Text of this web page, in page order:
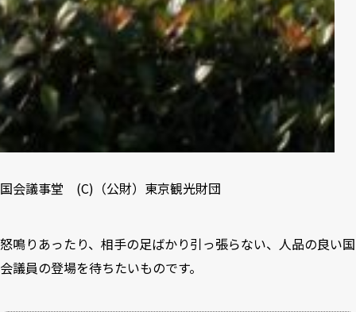
国会議事堂 (C) （公財）東京観光財団
怒鳴りあったり、相手の足ばかり引っ張らない、人品の良い国
会議員の登場を待ちたいものです。